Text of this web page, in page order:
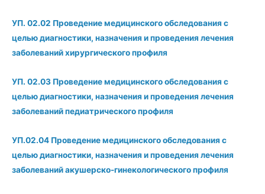
УП. 02.02 Проведение медицинского обследования с
целью диагностики, назначения и проведения лечения
заболеваний хирургического профиля
УП. 02.03 Проведение медицинского обследования с
целью диагностики, назначения и проведения лечения
заболеваний педиатрического профиля
УП.02.04 Проведение медицинскогообследования с
целью диагностики, назначения и проведения лечения
заболеваний акушерско-гинекологического профиля